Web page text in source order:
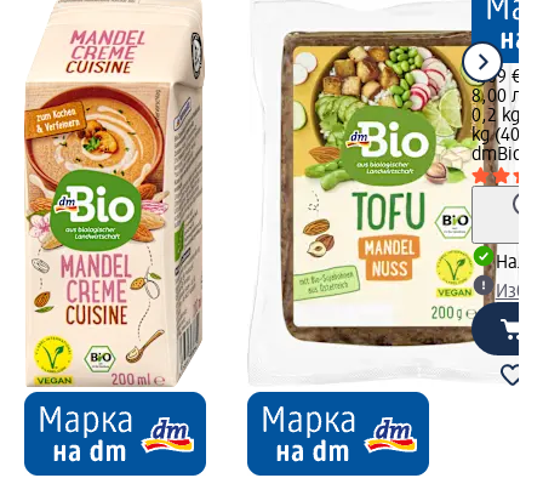
4,09 €
8,00 лв.
0,2 kg
kg
dmBio